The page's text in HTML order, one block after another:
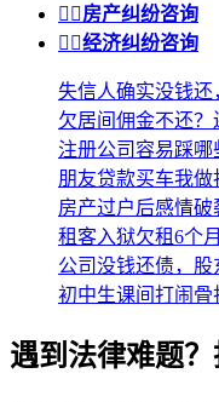
 房产纠纷咨询
 经济纠纷咨询
失信人确实没钱还
欠居间佣金不还？
注册公司容易踩哪
朋友贷款买车我做
房产过户后感情破
租客入狱欠租6个
公司没钱还债，股
初中生课间打闹骨
遇到法律难题